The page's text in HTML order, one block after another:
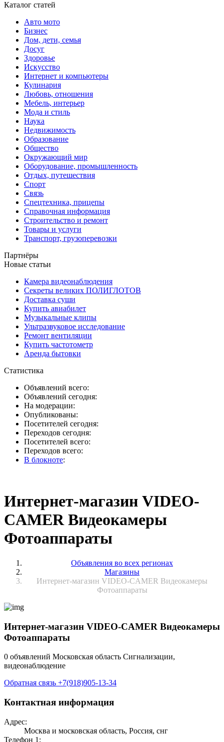
Каталог статей
Авто мото
Бизнес
Дом, дети, семья
Досуг
Здоровье
Искусство
Интернет и компьютеры
Кулинария
Любовь, отношения
Мебель, интерьер
Мода и стиль
Наука
Недвижимость
Образование
Общество
Окружающий мир
Оборудование, промышленность
Отдых, путешествия
Спорт
Связь
Спецтехника, прицепы
Справочная информация
Строительство и ремонт
Товары и услуги
Транспорт, грузоперевозки
Партнёры
Новые статьи
Камера видеонаблюдения
Секреты великих ПОЛИГЛОТОВ
Доставка суши
Купить авиабилет
Музыкальные клипы
Ультразвуковое исследование
Ремонт вентиляции
Купить частотометр
Аренда бытовки
Статистика
Объявлений всего:
Объявлений сегодня:
На модерации:
Опубликованы:
Посетителей сегодня:
Переходов сегодня:
Посетителей всего:
Переходов всего:
В блокноте:
Интернет-магазин VIDEO-
CAMER Видеокамеры
Фотоаппараты
Объявления во всех регионах
Магазины
Интернет-магазин VIDEO-CAMER Видеокамеры
Фотоаппараты
Интернет-магазин VIDEO-CAMER Видеокамеры
Фотоаппараты
0 объявлений Московская область Сигнализации,
видеонаблюдение
Обратная связь +7(918)905-13-34
Контактная информация
Адрес:
Москва и московская область, Россия, снг
Телефон 1: